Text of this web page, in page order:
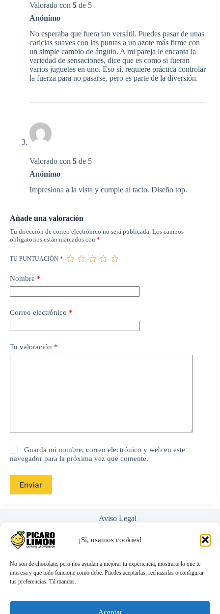
¡Sí, usamos cookies!
No son de chocolate, pero nos ayudan a mejorar tu experiencia, mostrarte lo que te
interesa y que todo funcione como debe. Puedes aceptarlas, rechazarlas o configurar
tus preferencias. Tú mandas.
Aceptar
Valorado con 5 de 5
Anónimo
No esperaba que fuera tan versátil. Puedes pasar de unas
caricias suaves con las puntas a un azote más firme con
un simple cambio de ángulo. A mi pareja le encanta la
variedad de sensaciones, dice que es como si fueran
varios juguetes en uno. Eso sí, requiere práctica controlar
la fuerza para no pasarse, pero es parte de la diversión.
Valorado con 5 de 5
Anónimo
Impresiona a la vista y cumple al tacto. Diseño top.
Añade una valoración
Tu dirección de correo electrónico no será publicada. Los campos
obligatorios están marcados con *
TU PUNTUACIÓN *
Nombre *
Correo electrónico *
Tu valoración *
Guarda mi nombre, correo electrónico y web en este
navegador para la próxima vez que comente.
Enviar
Aviso Legal
Términos y Condiciones
Nosotros
Atención 100% personal (nada de bots)
Envíos discretos y rápidos